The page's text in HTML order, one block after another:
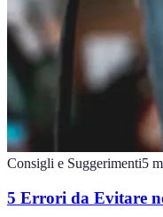
Consigli e Suggerimenti5
5 Errori da Evitare